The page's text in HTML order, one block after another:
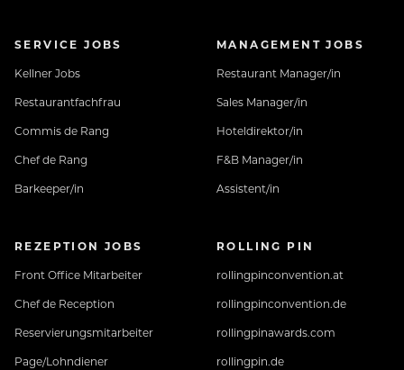
SERVICE JOBS
Kellner Jobs
Restaurantfachfrau
Commis de Rang
Chef de Rang
Barkeeper/in
MANAGEMENT JOBS
Restaurant Manager/in
Sales Manager/in
Hoteldirektor/in
F&B Manager/in
Assistent/in
REZEPTION JOBS
Front Office Mitarbeiter
Chef de Reception
Reservierungsmitarbeiter
Page/Lohndiener
ROLLING PIN
rollingpinconvention.at
rollingpinconvention.de
rollingpinawards.com
rollingpin.de